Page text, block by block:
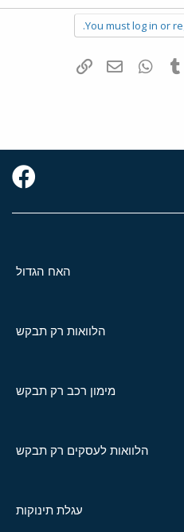
You must log in or
Tumblr
WhatsAppדואר אלקטרוני
האח הגדול
הלוואות רק תבקש
מימון רכב רק תבקש
הלוואות לעסקים רק תבקש
עגלת תינוקות